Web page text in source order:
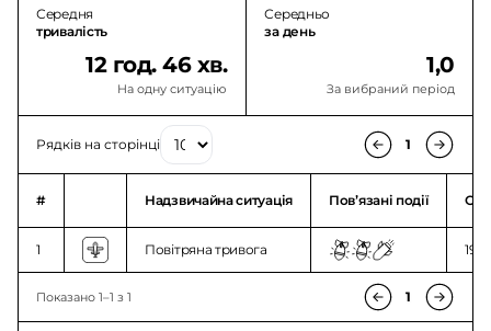
Середня
тривалість
12 год. 46 хв.
На одну ситуацію
Середньо
за день
1,0
За вибраний період
Рядків на сторінці 1
# Надзвичайна ситуація Повʼязані події
1 Повітряна тривога
Показано 1–1 з 1 1